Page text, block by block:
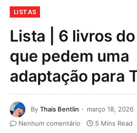
LISTAS
Lista | 6 livros
que pedem uma
adaptação para
By Thais Bentlin
março 18, 2026
Nenhum comentário
5 Mins Read